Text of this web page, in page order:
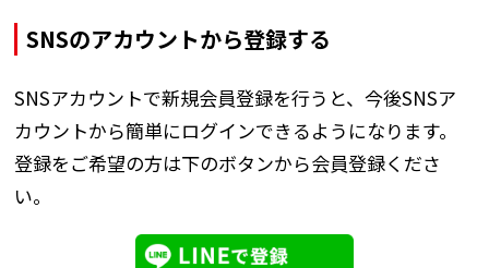
SNSのアカウントから登録する
SNSアカウントで新規会員登録を行うと、今後SNSア
カウントから簡単にログインできるようになります。
登録をご希望の方は下のボタンから会員登録くださ
い。